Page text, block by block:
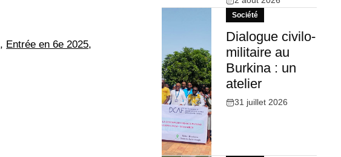
, Entrée en 6e 2025,
Société
Dialogue civilo-
militaire au
Burkina : un
atelier
31 juillet 2026